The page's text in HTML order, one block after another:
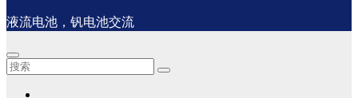
液流电池，钒电池交流